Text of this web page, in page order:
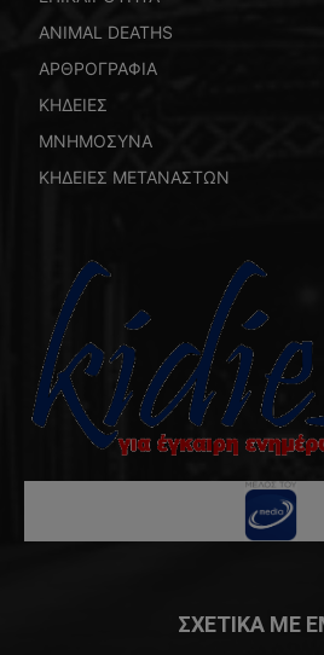
ANIMAL DEATHS
ΑΡΘΡΟΓΡΑΦΙΑ
ΚΗΔΕΙΕΣ
ΜΝΗΜΟΣΥΝΑ
ΚΗΔΕΙΕΣ ΜΕΤΑΝΑΣΤΩΝ
ΣΧΕΤΙΚΑ ΜΕ